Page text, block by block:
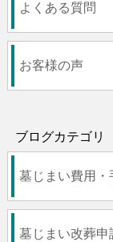
よくある質問
お客様の声
ブログカテゴリ
墓じまい費用・
墓じまい改葬申